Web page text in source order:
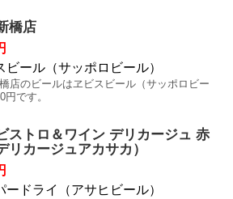
橋店
ビール（サッポロビール）
店のビールはヱビスビール（サッポロビー
円です。
ストロ＆ワイン デリカージュ 赤
リカージュアカサカ）
ードライ（アサヒビール）